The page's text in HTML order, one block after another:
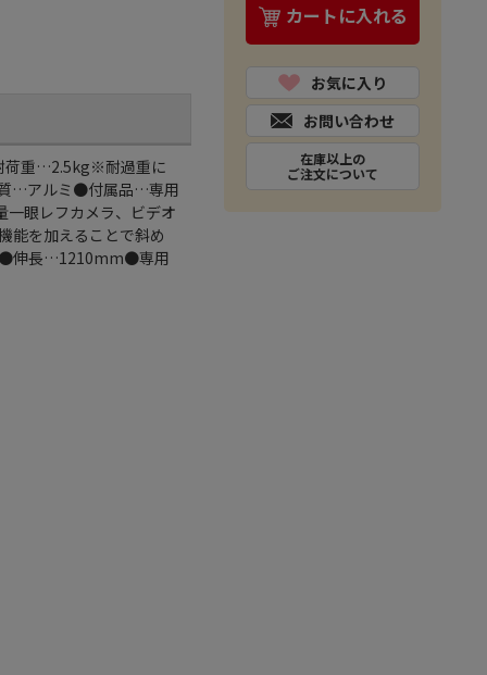
重…2.5kg※耐過重に
質…アルミ●付属品…専用
眼レフカメラ、ビデオ
能を加えることで斜め
●伸長…1210mm●専用
カートに入れる
お気に入り
お問い合わせ
在庫以上の
ご注文について